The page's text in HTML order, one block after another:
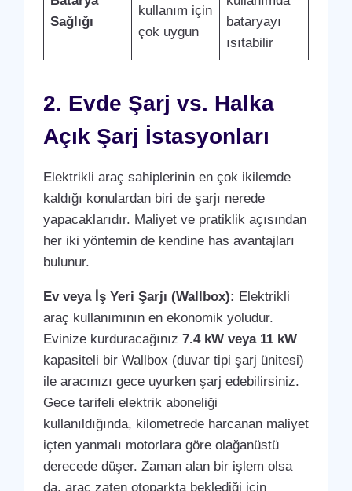
Sağlığı
kullanım için
çok uygun
bataryayı
ısıtabilir
2. Evde Şarj vs. Halka
Açık Şarj İstasyonları
Elektrikli araç sahiplerinin en çok ikilemde
kaldığı konulardan biri de şarjı nerede
yapacaklarıdır. Maliyet ve pratiklik açısından
her iki yöntemin de kendine has avantajları
bulunur.
Ev veya İş Yeri Şarjı (Wallbox): Elektrikli
araç kullanımının en ekonomik yoludur.
Evinize kurduracağınız 7.4 kW veya 11 kW
kapasiteli bir Wallbox (duvar tipi şarj ünitesi)
ile aracınızı gece uyurken şarj edebilirsiniz.
Gece tarifeli elektrik aboneliği
kullanıldığında, kilometrede harcanan maliyet
içten yanmalı motorlara göre olağanüstü
derecede düşer. Zaman alan bir işlem olsa
da, araç zaten otoparkta beklediği için